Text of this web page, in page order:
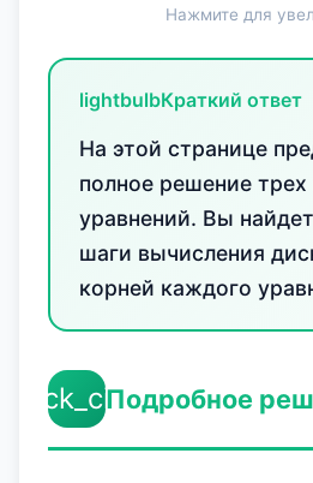
Нажмите для
lightbulbКраткий ответ
На этой странице
полное решение
уравнений. Вы
шаги вычисления
корней каждого
Подробное